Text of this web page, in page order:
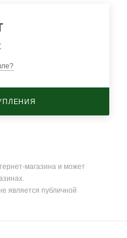
магазина и может
является публичной